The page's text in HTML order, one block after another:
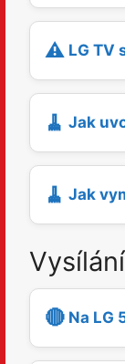
⚠️ LG TV
🧹 Jak
🧹 Jak
Vysílání
🔴 Na LG